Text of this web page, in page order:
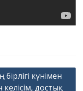
күнімен
достық